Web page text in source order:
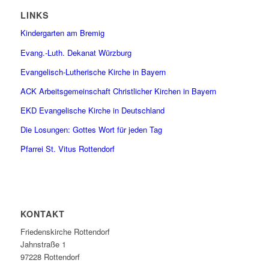
LINKS
Kindergarten am Bremig
Evang.-Luth. Dekanat Würzburg
Evangelisch-Lutherische Kirche in Bayern
ACK Arbeitsgemeinschaft Christlicher Kirchen in Bayern
EKD Evangelische Kirche in Deutschland
Die Losungen: Gottes Wort für jeden Tag
Pfarrei St. Vitus Rottendorf
KONTAKT
Friedenskirche Rottendorf
Jahnstraße 1
97228 Rottendorf